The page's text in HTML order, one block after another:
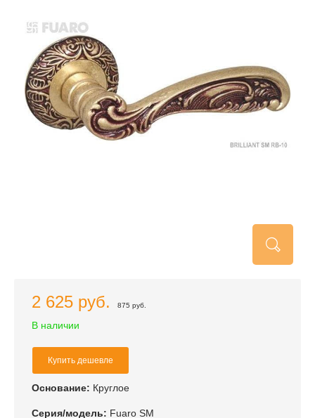
2 625 руб. 875 руб.
В наличии
Купить дешевле
Основание: Круглое
Серия/модель: Fuaro SM